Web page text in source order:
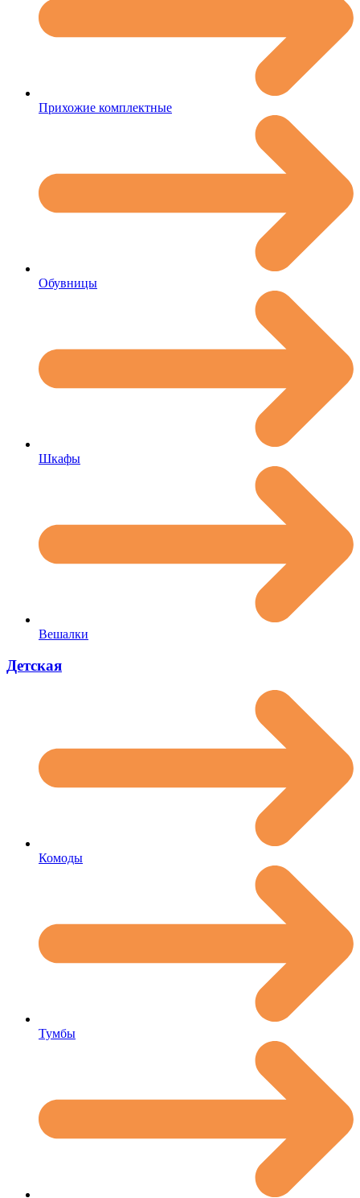
Прихожие комплектные
Обувницы
Шкафы
Вешалки
Детская
Комоды
Тумбы